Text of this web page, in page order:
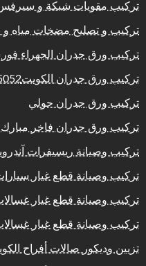
تركيب مقويات شبكة و سيرفس
تركيب و تصليح مضخات مياه و
تركيب ورق جدران الجهراء
تركيب ورق جدران الكويت66405052
تركيب ورق جدران حولي
تركيب ورق جدران فاخر مبارك
تركيب وصيانة ريسيفرات
تركيب وصيانة قطع غيار
تركيب وصيانة قطع غيار
تركيب وصيانة قطع غيار
تزيين وديكور صالات أفراح